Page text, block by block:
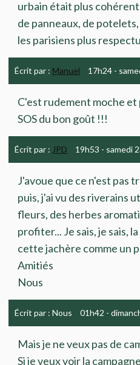
urbain était plus
de panneaux, de
les parisiens plus
Écrit par : Manuel 17h24 -
C'est rudement moche et
SOS du bon goût !!!
Écrit par : JPD 19h53 - samedi
J'avoue que ce n'est pas
puis, j'ai vu des riverains
fleurs, des herbes
profiter... Je sais, je sais,
cette jachère comme un
Amitiés
Nous
Écrit par : Nous 01h42 -
Mais je ne veux pas de
Si je veux voir la